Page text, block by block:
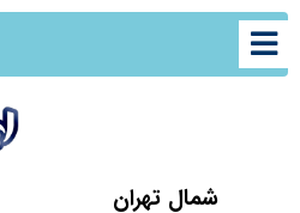
شمال تهران